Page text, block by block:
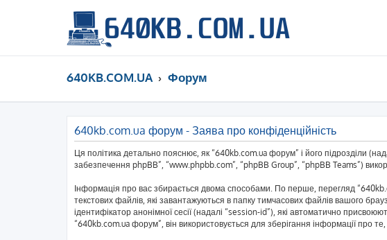
640KB.COM.UA Форум
640kb.com.ua форум - Заява про конфіденційність
Ця політика детально пояснює, як “640kb.com.ua форум” і його підрозділи
забезпечення phpBB”, “www.phpbb.com”, “phpBB Group”, “phpBB Teams”)
Інформація про вас збирається двома способами. По перше, перегляд
текстових файлів, які завантажуються в папку тимчасових файлів вашого
ідентифікатор анонімної сесії (надалі “session-id”), які автоматично
“640kb.com.ua форум”, він використовується для зберігання інформації про